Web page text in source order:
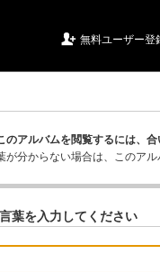
 無料ユーザー登
のアルバムを閲覧するには、合
が分からない場合は、このアル
葉を入力してください